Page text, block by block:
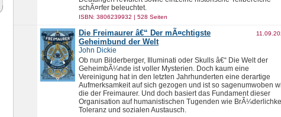
schÃ¤rfer beleuchtet.
ISBN: 3806239932 | 528 Seiten
Die Freimaurer â€“ Der mÃ¤chtigste
Geheimbund der Welt
John Dickie
Ob nun Bilderberger, Illuminati oder Skulls â€“ Die Welt der
GeheimbÃ¼nde ist voller Mysterien. Doch kaum eine
Vereinigung hat in den letzten Jahrhunderten eine derartige
Aufmerksamkeit auf sich gezogen und ist so sagenumwoben
die der Freimaurer. Und doch basiert das Fundament dieser
Organisation auf humanistischen Tugenden wie
Toleranz und sozialen Austausch.